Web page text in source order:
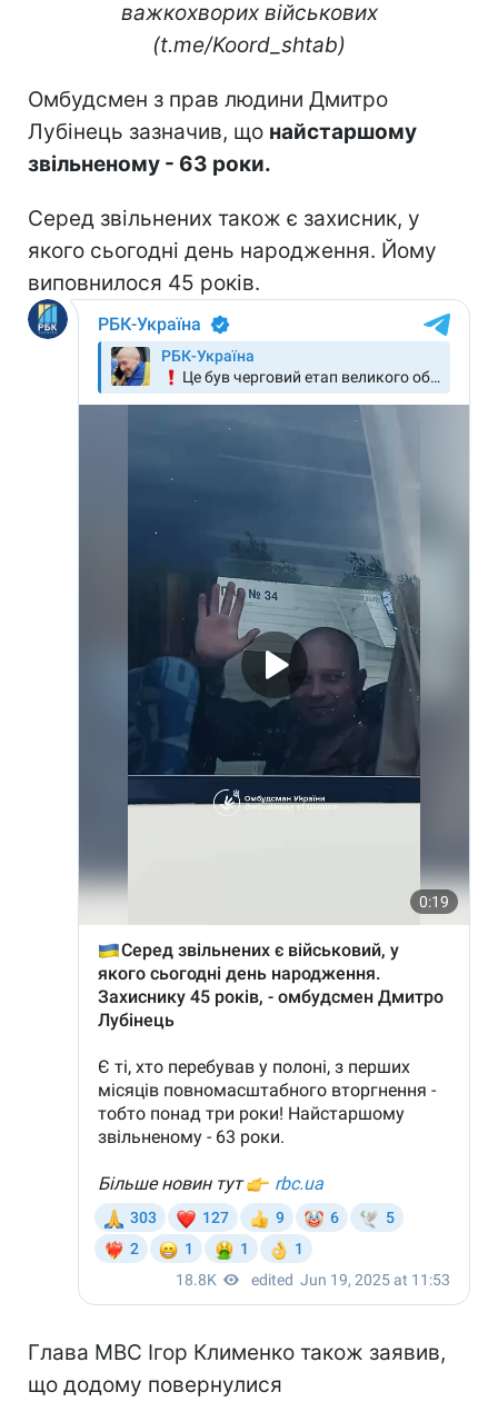
важкохворих військових
(t.me/Koord_shtab)
Омбудсмен з прав людини Дмитро
Лубінець зазначив, що найстаршому
звільненому - 63 роки.
Серед звільнених також є захисник, у
якого сьогодні день народження. Йому
виповнилося 45 років.
Глава МВС Ігор Клименко також заявив,
що додому повернулися